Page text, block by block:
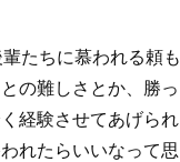
たちに慕われる頼も
の難しさとか、勝っ
経験させてあげられ
れたらいいなって思